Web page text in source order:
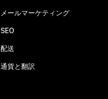
メールマーケティング
SEO
配送
通貨と翻訳